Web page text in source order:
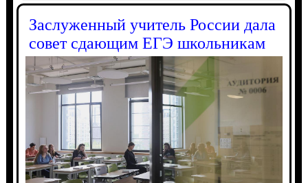
Заслуженный учитель России дала
совет сдающим ЕГЭ школьникам